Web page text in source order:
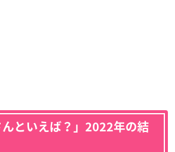
んといえば？」2022年の結